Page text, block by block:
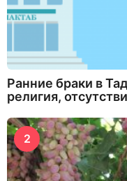
Ранние браки в
религия,
2